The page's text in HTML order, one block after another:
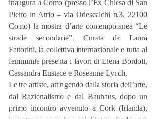
inaugura a Como (presso l’Ex Chiesa di San
Pietro in Atrio – via Odescalchi n.3, 22100
Como) la mostra d’arte contemporanea “Le
strade secondarie”. Curata da Laura
Fattorini, la collettiva internazionale e tutta al
femminile presenta i lavori di Elena Bordoli,
Cassandra Eustace e Roseanne Lynch.
Le tre artiste, attingendo dalla storia dell’arte,
dal Razionalismo e dal Bauhaus, dopo un
primo incontro avvenuto a Cork (Irlanda),